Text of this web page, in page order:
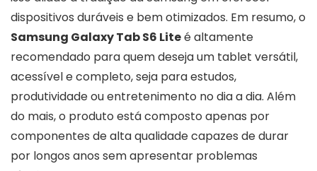
dispositivos duráveis e bem otimizados. Em resumo, o
Samsung Galaxy Tab S6 Liteé altamente
recomendado para quem deseja um tablet versátil,
acessível e completo, seja para estudos,
produtividade ou entretenimento no dia a dia. Além
do mais, o produto está composto apenas por
componentes de alta qualidade capazes de durar
por longos anos sem apresentar problemas